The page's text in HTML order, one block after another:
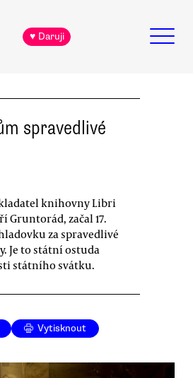
♥ Daruji
spravedlivé
knihovny Libri
začal 17.
za spravedlivé
Je to státní ostuda
státního svátku.
Vytisknout